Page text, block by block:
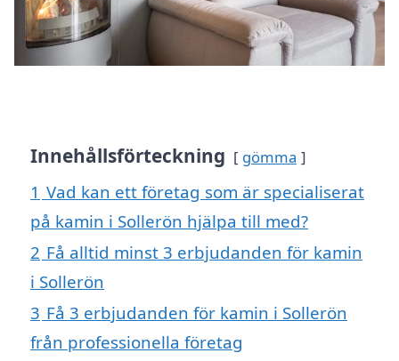
Innehållsförteckning gömma
1 Vad kan ett företag som är specialiserat
på kamin i Sollerön hjälpa till med?
2 Få alltid minst 3 erbjudanden för kamin
i Sollerön
3 Få 3 erbjudanden för kamin i Sollerön
från professionella företag